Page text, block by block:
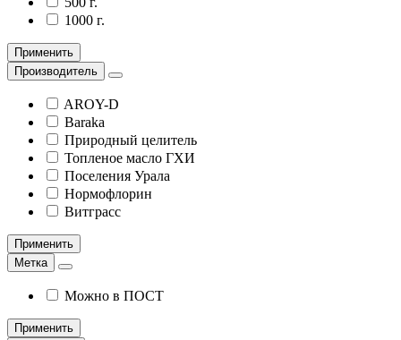
1000 г.
Применить
Производитель
AROY-D
Baraka
Природный целитель
Топленое масло ГХИ
Поселения Урала
Нормофлорин
Витграсс
Применить
Метка
Можно в ПОСТ
Применить